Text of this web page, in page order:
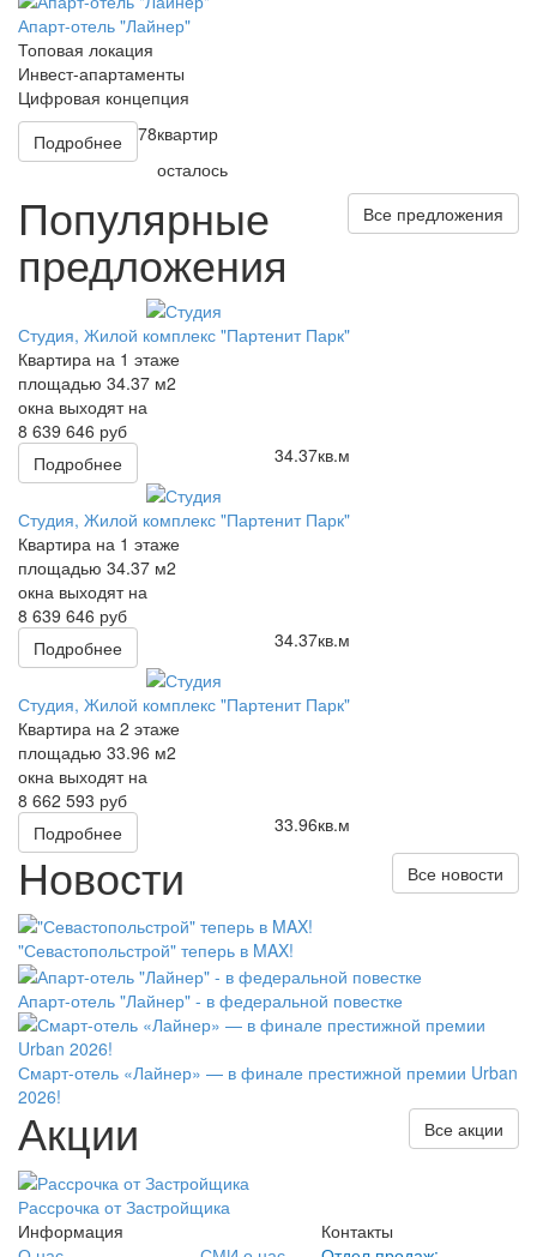
Апарт-отель "Лайнер"
Топовая локация
Инвест-апартаменты
Цифровая концепция
Подробнее
квартир
осталось
78
Популярные
предложения
Все предложения
Студия, Жилой комплекс "Партенит Парк"
Квартира на 1 этаже
площадью 34.37 м2
окна выходят на
8 639 646 руб
Подробнее
кв.м
34.37
Студия, Жилой комплекс "Партенит Парк"
Квартира на 1 этаже
площадью 34.37 м2
окна выходят на
8 639 646 руб
Подробнее
кв.м
34.37
Студия, Жилой комплекс "Партенит Парк"
Квартира на 2 этаже
площадью 33.96 м2
окна выходят на
8 662 593 руб
Подробнее
кв.м
33.96
Новости Все новости
"Севастопольстрой" теперь в MAX!
Апарт-отель "Лайнер" - в федеральной повестке
Смарт-отель «Лайнер» — в финале престижной премии Urban
2026!
Акции Все акции
Рассрочка от Застройщика
Информация
Контакты